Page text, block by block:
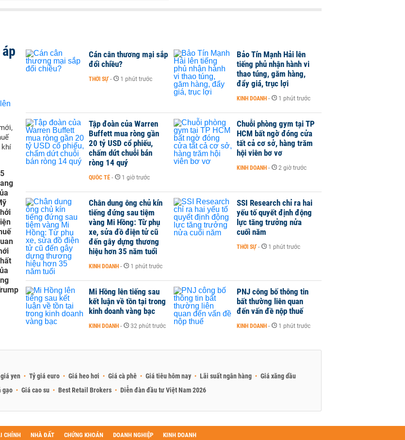
khí
Cán cân thương mại sắp
đổi chiều?
THỜI SỰ - 1 phút trước
Bảo Tín Mạnh Hải lên
tiếng phủ nhận hành vi
thao túng, găm hàng,
đẩy giá, trục lợi
KINH DOANH - 1 phút trước
Tập đoàn của Warren
Buffett mua ròng gần
20 tỷ USD cổ phiếu,
chấm dứt chuỗi bán
ròng 14 quý
QUỐC TẾ - 1 giờ trước
Chuỗi phòng gym tại TP
HCM bất ngờ đóng cửa
tất cả cơ sở, hàng trăm
hội viên bơ vơ
KINH DOANH - 2 giờ trước
Chân dung ông chủ kín
tiếng đứng sau tiệm
vàng Mi Hồng: Từ phụ
xe, sửa đồ điện tử cũ
đến gây dựng thương
hiệu hơn 35 năm tuổi
KINH DOANH - 1 phút trước
SSI Research chỉ ra hai
yếu tố quyết định động
lực tăng trưởng nửa
cuối năm
THỜI SỰ - 1 phút trước
Mi Hồng lên tiếng sau
kết luận về tồn tại trong
kinh doanh vàng bạc
KINH DOANH - 32 phút trước
PNJ công bố thông tin
bất thường liên quan
đến vấn đề nộp thuế
KINH DOANH - 1 phút trước
yen Tỷ giá euro Giá heo hơi Giá cà phê Giá tiêu hôm nay Lãi suất ngân hàng
Giá xăng dầu
gạo Giá cao su Best Retail Brokers Diễn đàn đầu tư Việt Nam 2026
CHÍNH NHÀ ĐẤT CHỨNG KHOÁN DOANH NGHIỆP KINH DOANH